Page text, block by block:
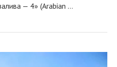
— 4» (Arabian …